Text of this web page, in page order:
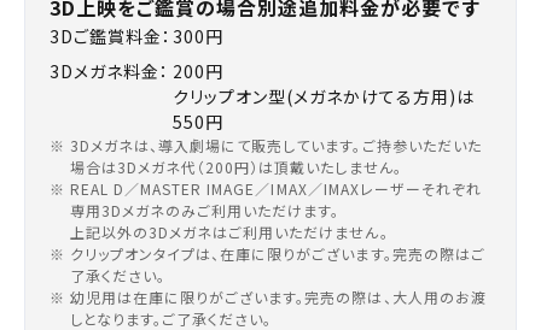
閉じる
3D上映をご鑑賞の場合別途追加料金が必要です
3Dご鑑賞料金： 300円
3Dメガネ料金： 200円
クリップオン型(メガネかけてる方用)は
550円
3Dメガネは、導入劇場にて販売しています。ご持参いただいた
場合は3Dメガネ代（200円）は頂戴いたしません。
REAL D／MASTER IMAGE／IMAX／IMAXレーザーそれぞれ
専用3Dメガネのみご利用いただけます。
上記以外の3Dメガネはご利用いただけません。
クリップオンタイプは、在庫に限りがございます。完売の際はご
了承ください。
幼児用は在庫に限りがございます。完売の際は、大人用のお渡
しとなります。ご了承ください。